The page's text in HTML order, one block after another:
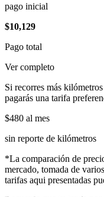
pago inicial
$10,129
Pago total
Ver completo
Si recorres más
pagarás una tarifa
$480 al mes
sin reporte de kilómetros
*La comparación de
mercado, tomada de
tarifas aqui presentadas